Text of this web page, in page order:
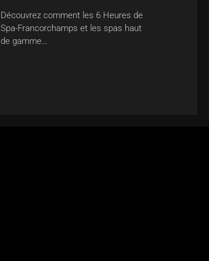
Découvrez comment les 6 Heures de
Spa-Francorchamps et les spas haut
de gamme…